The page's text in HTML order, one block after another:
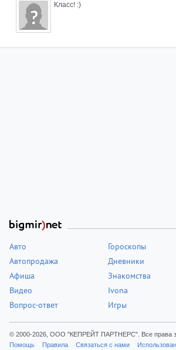
Класс! :)
Авто
Автопродажа
Афиша
Видео
Вопрос-ответ
Гороскопы
Дневники
Знакомства
Ivona
Игры
© 2000-2026, ООО "КЕПРЕЙТ ПАРТНЕРС". Все права
Помощь
Правила Связаться с нами